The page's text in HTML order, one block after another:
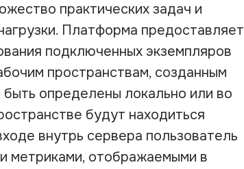
практических задач и
Платформа предоставляет
подключенных экземпляров
пространствам, созданным
определены локально или во
будут находиться
внутрь сервера пользователь
метриками, отображаемыми в